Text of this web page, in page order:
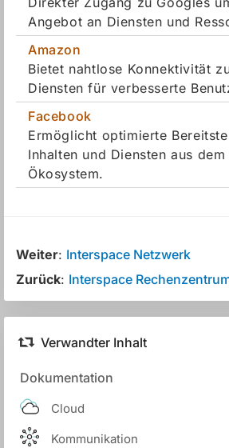
Angebot an Diensten und
Amazon
Bietet nahtlose Konnektivität
Diensten für verbesserte
Facebook
Ermöglicht optimierte
Inhalten und Diensten aus
Ökosystem.
Weiter: Interspace Netzwerk
Zurück: Interspace
Verwandter Inhalt
Dokumentation
Cloud
Kommunikation